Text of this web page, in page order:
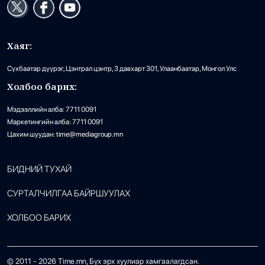
Хаяг:
Сүхбаатар дүүрэг, Цэнтрал цэнтр, 3 давхарт 301, Улаанбаатар, Монгол Улс
Холбоо барих:
Мэдээллийн алба: 7711 0091
Маркетингийн алба: 7711 0091
Цахим шуудан: time@mediagroup.mn
БИДНИЙ ТУХАЙ
СУРТАЛЧИЛГАА БАЙРШУУЛАХ
ХОЛБОО БАРИХ
© 2011 - 2026 Time.mn, Бүх эрх хуулиар хамгаалагдсан.